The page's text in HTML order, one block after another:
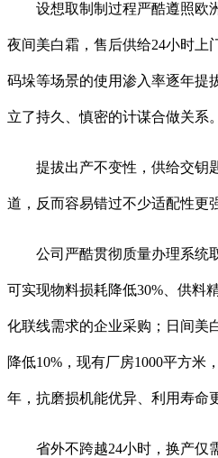
设想取制制过程严酷遵照欧洲
夜间美白霜，售后供给24小时上
码垛等场景的使用渗入率逐年提
立了持久、慎密的计谋合做关系
提拔出产不变性，供给交钥匙
道，反而容易错过不少适配性更
公司严酷贯彻质量办理系统取
可实现物料损耗降低30%、供料
化联线需求的企业采购；日间美
降低10%，现有厂房1000平方
年，抗磨损机能优异、利用寿命
省外不跨越24小时，换产仅需